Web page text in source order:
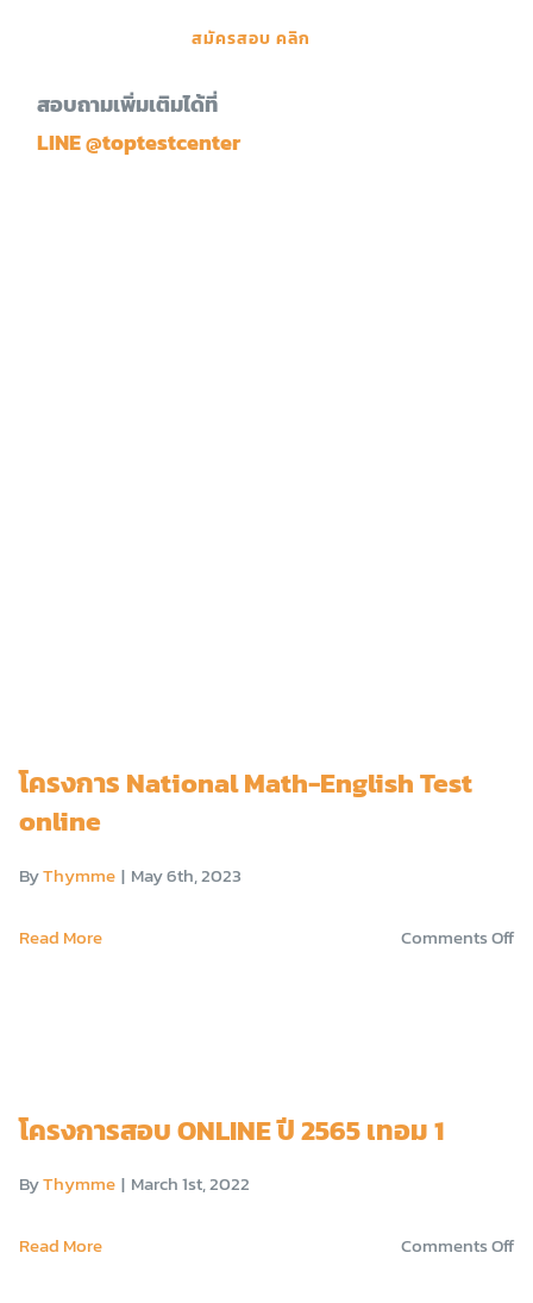
สมัครสอบ คลิก
สอบถามเพิ่มเติมได้ที่
LINE @toptestcenter
โครงการ National Math-English Test
online
ByThymme | May 6th, 2023
Read More Comments Offon
โครงการสอบ ONLINE ปี 2565 เทอม 1
ByThymme | March 1st, 2022
Read More Comments Offon